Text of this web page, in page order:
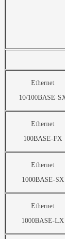
Ethernet
10/100BASE-
Ethernet
100BASE-FX
Ethernet
1000BASE-SX
Ethernet
1000BASE-LX